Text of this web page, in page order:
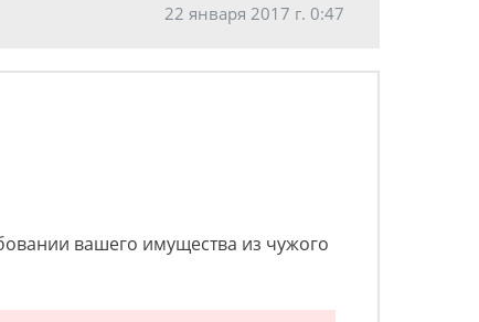
22 января 2017 г. 0:47
вашего имущества из чужого